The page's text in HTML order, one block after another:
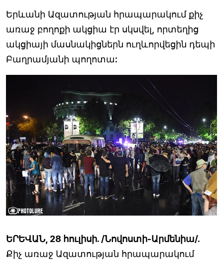
Երևանի Ազատության հրապարակում քիչ
առաջ բողոքի ակցիա էր սկսվել, որտեղից
ակցիայի մասնակիցներն ուղևորվեցին դեպի
Բաղրամյանի պողոտա:
ԵՐԵՎԱՆ, 28 հուլիսի. /Նովոստի-Արմենիա/.
Քիչ առաջ Ազատության հրապարակում